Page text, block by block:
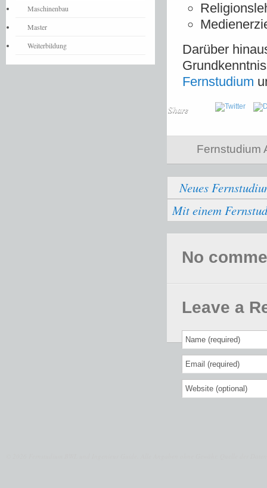
Darüber
Fernstudium
Share
Fernstudium
Neues
Mit einem
No
Leave a
Maschinenbau
Master
Weiterbildung